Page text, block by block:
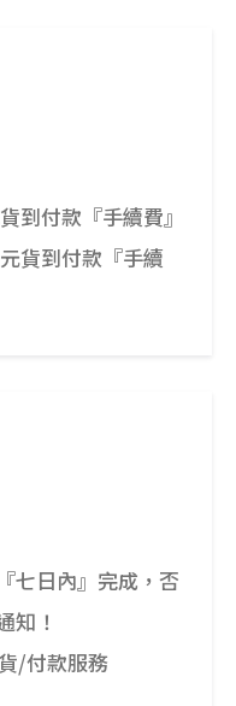
到付款『手續費』
貨到付款『手續
七日內』完成，否
知！
/付款服務